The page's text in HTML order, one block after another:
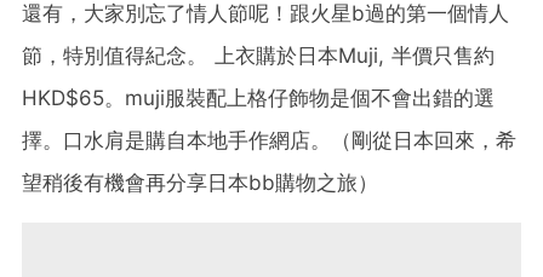
還有，大家別忘了情人節呢！跟火星b過的第一個情人
節， 特別值得紀念。 上衣購於日本Muji, 半價只售約
HKD$65。 muji服裝配上格仔飾物是個不會出錯的選
擇。 口水肩是購自本地手作網店。（剛從日本回來， 希
望稍後有機會再分享日本bb購物之旅）